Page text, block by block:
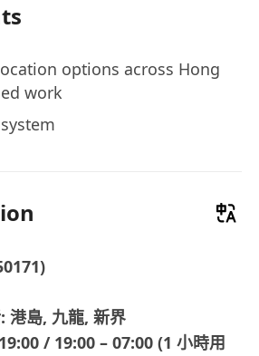
options across Hong
work
港島, 九龍, 新界
/ 19:00 – 07:00 (1 小時用